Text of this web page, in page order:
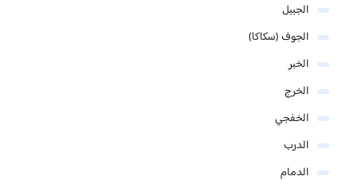
الجبيل
الجوف (سكاكا)
الخبر
الخرج
الخفجي
الدرب
الدمام